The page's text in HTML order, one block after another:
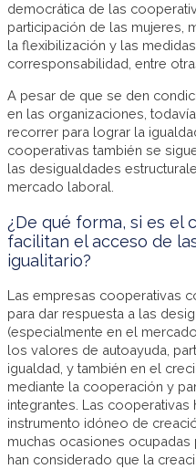
democrática de las
participación de las mujeres,
la flexibilización y las
corresponsabilidad, entre
A pesar de que se den
en las organizaciones,
recorrer para lograr la
cooperativas también se
las desigualdades
mercado laboral.
¿De qué forma, si es el
facilitan el acceso de
igualitario?
Las empresas cooperativas
para dar respuesta a las
(especialmente en el
los valores de autoayuda,
igualdad, y también en el
mediante la cooperación y
integrantes. Las
instrumento idóneo de
muchas ocasiones ocupadas
han considerado que la